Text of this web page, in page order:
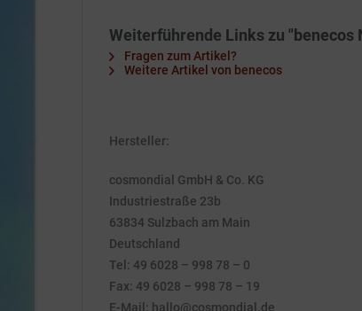
Weiterführende Links zu "benecos
Fragen zum Artikel?
Weitere Artikel von benecos
Hersteller:
cosmondial GmbH & Co. KG
Industriestraße 23b
63834 Sulzbach am Main
Deutschland
Tel: 49 6028 – 998 78 – 0
Fax: 49 6028 – 998 78 – 19
E-Mail: hallo@cosmondial.de